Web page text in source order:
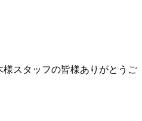
スタッフの皆様ありがとうご